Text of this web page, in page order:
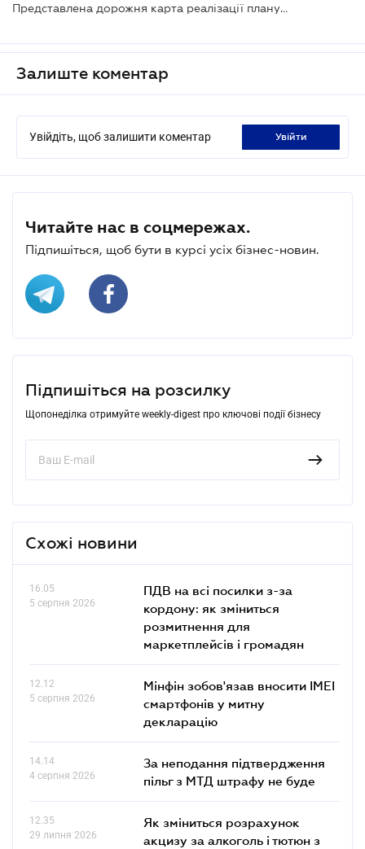
Представлена дорожня карта реалізації плану BEPS
Залиште коментар
Увійдіть, щоб залишити коментар увійти
Читайте нас в соцмережах.
Підпишіться, щоб бути в курсі усіх бізнес-новин.
Підпишіться на розсилку
Щопонеділка отримуйте weekly-digest про ключові події бізнесу
Схожі новини
16.05
5 серпня 2026
ПДВ на всі посилки з-за
кордону: як зміниться
розмитнення для
маркетплейсів і громадян
12.12
5 серпня 2026
Мінфін зобов'язав вносити IMEI
смартфонів у митну
декларацію
14.14
4 серпня 2026
За неподання підтвердження
пільг з МТД штрафу не буде
12.35
29 липня 2026
Як зміниться розрахунок
акцизу за алкоголь і тютюн з